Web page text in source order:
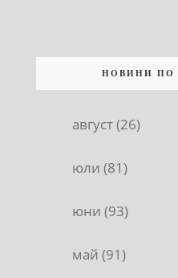
НОВИНИ ПО
август (26)
юли (81)
юни (93)
май (91)